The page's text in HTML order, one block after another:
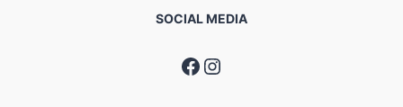
SOCIAL MEDIA
Facebook
Instagram